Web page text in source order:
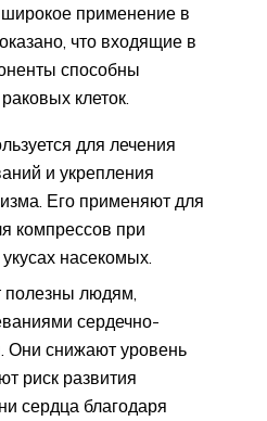
применение в
что входящие в
способны
клеток.
для лечения
и укрепления
Его применяют для
компрессов при
насекомых.
полезны людям,
сердечно-
Они снижают уровень
риск развития
сердца благодаря